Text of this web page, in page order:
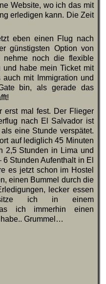
Website, wo ich das mit
erledigen kann. Die Zeit
eben einen Flug nach
günstigsten Option von
nehme noch die flexible
und habe mein Ticket mit
mit Immigration und
bin, als gerade das
erst mal fest. Der Flieger
nach El Salvador ist
eine Stunde verspätet.
auf lediglich 45 Minuten
2,5 Stunden in Lima und
Stunden Aufenthalt in El
es jetzt schon im Hostel
einen Bummel durch die
lecker essen
sitze ich in einem
ich immerhin einen
Grummel…